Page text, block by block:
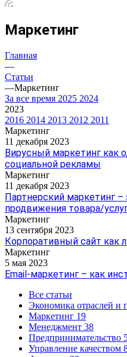
Маркетинг
Главная
—
Статьи
—Маркетинг
За все время 2025 2024
2023
2016 2014 2013 2012 2011
Маркетинг
11 декабря 2023
Вирусный маркетинг как
социальной рекламы
Маркетинг
11 декабря 2023
Партнерский маркетинг
продвижения товара/
Маркетинг
13 сентября 2023
Корпоративный сайт как
Маркетинг
5 мая 2023
Email-маркетинг – как
Все статьи
Экономика отраслей и
Маркетинг 19
Менеджмент 38
Предпринимательство
Управление качеством